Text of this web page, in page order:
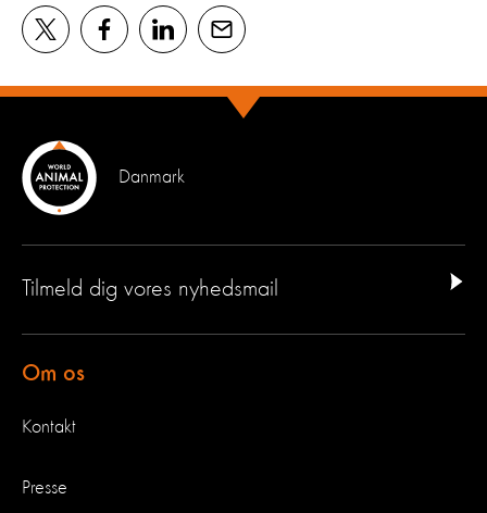
Danmark
Tilmeld dig vores nyhedsmail
Om os
Kontakt
Presse